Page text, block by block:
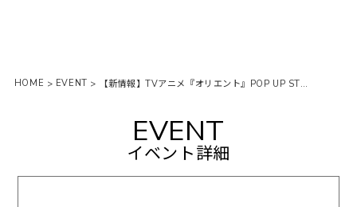
HOME > EVENT > 【新情報】TVアニメ『オリエント』POP UP STORE inロフト開催決定！
EVENT
イベント詳細